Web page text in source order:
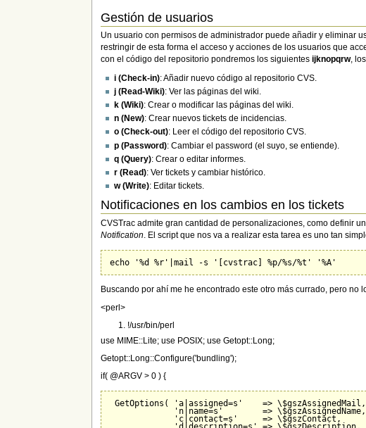
Gestión de usuarios
Un usuario con permisos de administrador puede añadir y eliminar
restringir de esta forma el acceso y acciones de los usuarios que
con el código del repositorio pondremos los siguientesijknopqrw,
i (Check-in): Añadir nuevo código al repositorio CVS.
j (Read-Wiki): Ver las páginas del wiki.
k (Wiki): Crear o modificar las páginas del wiki.
n (New): Crear nuevos tickets de incidencias.
o (Check-out): Leer el código del repositorio CVS.
p (Password): Cambiar el password (el suyo, se entiende).
q (Query): Crear o editar informes.
r (Read): Ver tickets y cambiar histórico.
w (Write): Editar tickets.
Notificaciones en los cambios en los tickets
CVSTrac admite gran cantidad de personalizaciones, como definir
Notification. El script que nos va a realizar esta tarea es uno tan
Buscando por ahí me he encontrado este otro más currado, pero no
<perl>
!/usr/bin/perl
use MIME::Lite; use POSIX; use Getopt::Long;
Getopt::Long::Configure('bundling');
if( @ARGV > 0 ) {
GetOptions( 'a|assigned=s'    => \$gszAssignedMail,
             'n|name=s'        => \$gszAssignedName,
             'c|contact=s'     => \$gszContact,